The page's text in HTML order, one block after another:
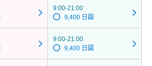
9:00-21:00
9,400 日圓
9:00-21:00
9,400 日圓